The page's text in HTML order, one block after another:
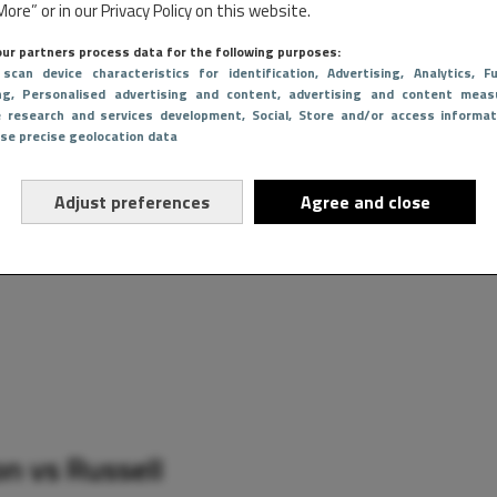
or in our Privacy Policy on this website.
partners process data for the following purposes:
device characteristics for identification, Advertising, Analytics,
, Personalised advertising and content, advertising and content
research and services development, Social, Store and/or access
precise geolocation data
Adjust preferences Agree and close
een unieke kans om te schitteren, dus dat betekent mogelijk
te kunnen stellen. Toch ligt er ook gevaar op de loer, want
hun toekomst binnen F1 op losse schroeven zetten.
vs Russell